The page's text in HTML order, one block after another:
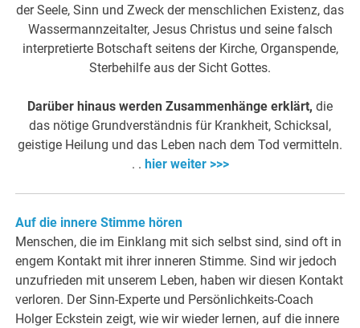
der Seele, Sinn und Zweck der menschlichen Existenz, das
Wassermannzeitalter, Jesus Christus und seine falsch
interpretierte Botschaft seitens der Kirche, Organspende,
Sterbehilfe aus der Sicht Gottes.
Darüber hinaus werden Zusammenhänge erklärt, die
das nötige Grundverständnis für Krankheit, Schicksal,
geistige Heilung und das Leben nach dem Tod vermitteln.
. . hier weiter >>>
Auf die innere Stimme hören
Menschen, die im Einklang mit sich selbst sind, sind oft in
engem Kontakt mit ihrer inneren Stimme. Sind wir jedoch
unzufrieden mit unserem Leben, haben wir diesen Kontakt
verloren. Der Sinn-Experte und Persönlichkeits-Coach
Holger Eckstein zeigt, wie wir wieder lernen, auf die innere